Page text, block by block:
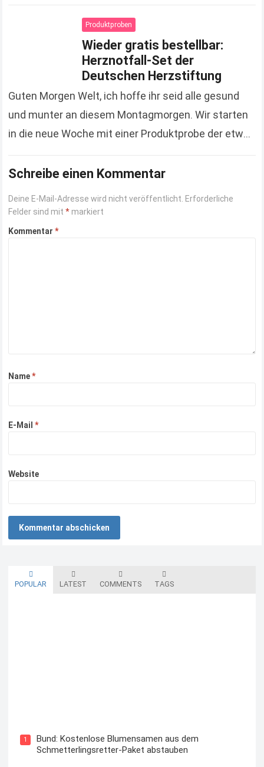
Unsummen, die…Read more
Produktproben
Wieder gratis bestellbar:
Herznotfall-Set der
Deutschen Herzstiftung
Guten Morgen Welt, ich hoffe ihr seid alle gesund
und munter an diesem Montagmorgen. Wir starten
in die neue Woche mit einer Produktprobe der etwas
Schreibe einen Kommentar
Deine E-Mail-Adresse wird nicht veröffentlicht. Erforderliche
Felder sind mit* markiert
Kommentar*
Name*
E-Mail*
Website
POPULAR LATEST COMMENTS TAGS
1
Bund: Kostenlose Blumensamen aus dem
Schmetterlingsretter-Paket abstauben